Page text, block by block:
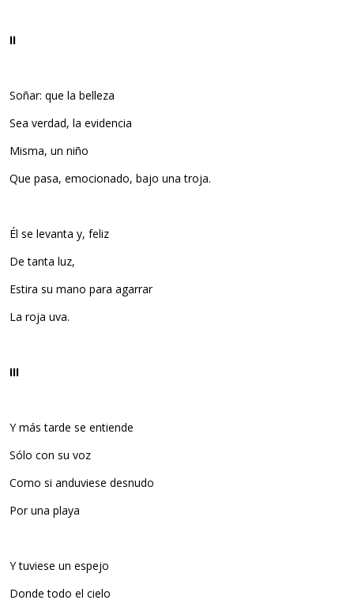
II
Soñar: que la belleza
Sea verdad, la evidencia
Misma, un niño
Que pasa, emocionado, bajo una troja.
Él se levanta y, feliz
De tanta luz,
Estira su mano para agarrar
La roja uva.
III
Y más tarde se entiende
Sólo con su voz
Como si anduviese desnudo
Por una playa
Y tuviese un espejo
Donde todo el cielo